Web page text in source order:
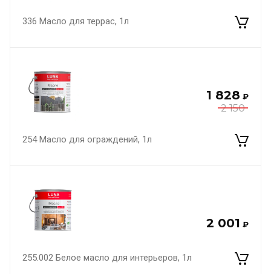
336 Масло для террас, 1л
2 150
1 828 ₽
254 Масло для ограждений, 1л
2 001 ₽
255.002 Белое масло для интерьеров, 1л